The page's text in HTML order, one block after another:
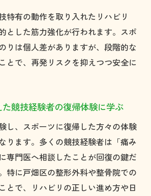
特有の動作を取り入れたリハビリ
とした筋力強化が行われます。スポ
りは個人差がありますが、段階的な
とで、再発リスクを抑えつつ安全に
競技経験者の復帰体験に学ぶ
し、スポーツに復帰した方々の体験
ります。多くの競技経験者は「痛み
専門医へ相談したことが回復の鍵だ
特に戸畑区の整形外科や整骨院での
とで、リハビリの正しい進め方や日